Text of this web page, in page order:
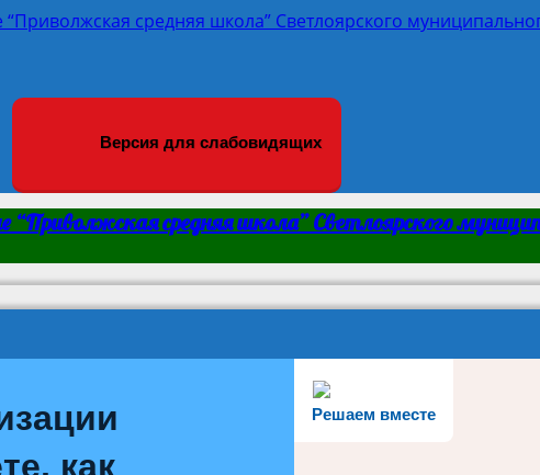
Версия для слабовидящих
средняя школа” Светлоярского
Решаем вместе
как